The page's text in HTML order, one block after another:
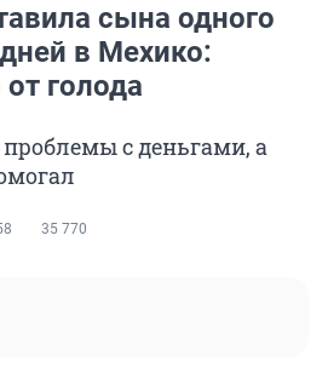
сына одного
в Мехико:
голода
с деньгами, а
35 770